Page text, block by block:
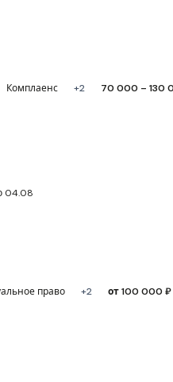
Комплаенс +2 70 000 – 130
04.08
право +2 от 100 000 ₽